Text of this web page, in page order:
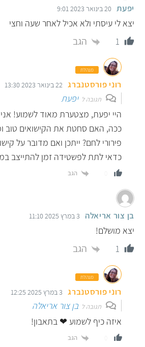
יפעת 20 בינואר 2023 9:01
יצא לי עיסתי ולא אכיל לאחר שעה וחצי
1
הגב
מנהלת
רוני פורסטנברג 22 בינואר 2023 13:30
תגובה ליפעת
היי יפעת, מצטערת מאוד לשמוע!
ככה, האם סחטת את הקישואים טוב
פירורי לחם? ייתכן ואם מדובר על
כדאי לתת לפשטידה זמן להתייצב
הגב
בן צור אריאלה 3 במרץ 2025 11:10
יצא מושלם!
1
הגב
מנהלת
רוני פורסטנברג 3 במרץ 2025 12:25
תגובה ל בן צור אריאלה
איזה כיף לשמוע ❤ בתאבון!
הגב